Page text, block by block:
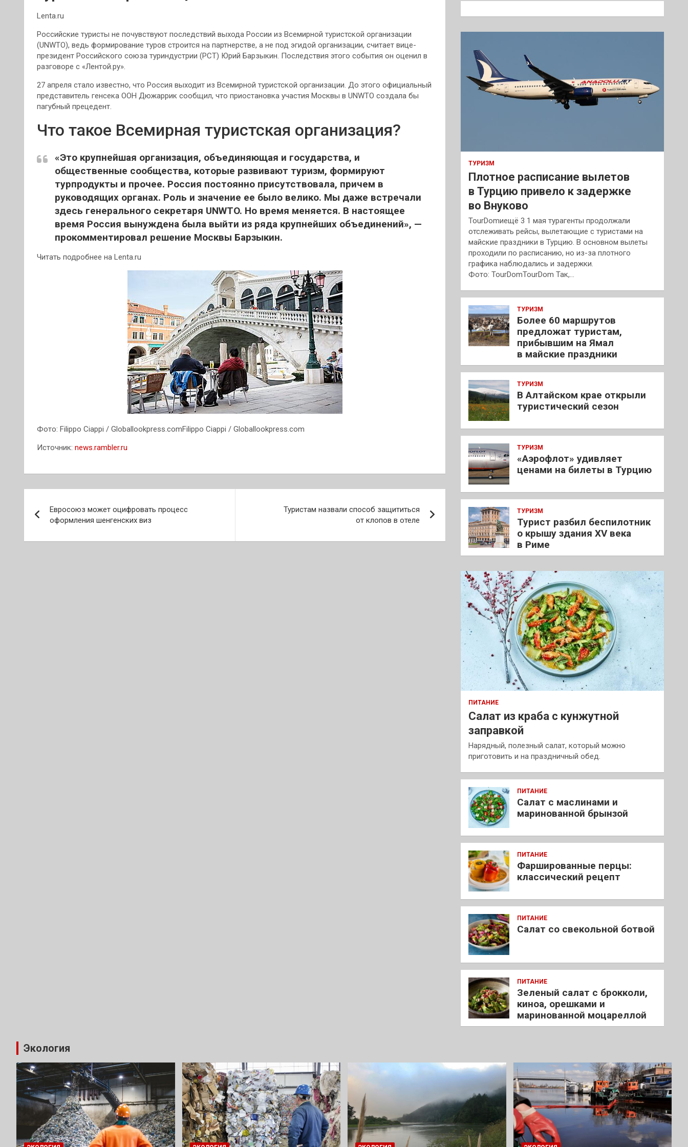
Lenta.ru
Российские туристы не почувствуют последствий выхода России из Всемирной туристской организации
(UNWTO), ведь формирование туров строится на партнерстве, а не под эгидой организации, считает вице-
президент Российского союза туриндустрии (РСТ) Юрий Барзыкин. Последствия этого события он оценил в
разговоре с «Лентой.ру».
27 апреля стало известно, что Россия выходит из Всемирной туристской организации. До этого официальный
представитель генсека ООН Дюжаррик сообщил, что приостановка участия Москвы в UNWTO создала бы
пагубный прецедент.
Что такое Всемирная туристская организация?
«Это крупнейшая организация, объединяющая и государства, и
общественные сообщества, которые развивают туризм, формируют
турпродукты и прочее. Россия постоянно присутствовала, причем в
руководящих органах. Роль и значение ее было велико. Мы даже встречали
здесь генерального секретаря UNWTO. Но время меняется. В настоящее
время Россия вынуждена была выйти из ряда крупнейших объединений», —
прокомментировал решение Москвы Барзыкин.
Читать подробнее на Lenta.ru
Фото: Filippo Ciappi / Globallookpress.comFilippo Ciappi / Globallookpress.com
Источник: news.rambler.ru
по
записям
Евросоюз может оцифровать процесс
оформления шенгенских виз
Туристам назвали способ защититься
от клопов в отеле
к
ТУРИЗМ
Плотное расписание вылетов
в Турцию привело к задержке
во Внуково
TourDomиещё 3 1 мая турагенты продолжали
отслеживать рейсы, вылетающие с туристами на
майские праздники в Турцию. В основном вылеты
проходили по расписанию, но из-за плотного
графика наблюдались и задержки.
Фото: TourDomTourDom Так,…
ТУРИЗМ
Более 60 маршрутов
предложат туристам,
прибывшим на Ямал
в майские праздники
ТУРИЗМ
В Алтайском крае открыли
туристический сезон
ТУРИЗМ
«Аэрофлот» удивляет
ценами на билеты в Турцию
ТУРИЗМ
Турист разбил беспилотник
о крышу здания XV века
в Риме
ПИТАНИЕ
Салат из краба с кунжутной
заправкой
Нарядный, полезный салат, который можно
приготовить и на праздничный обед.
ПИТАНИЕ
Салат с маслинами и
маринованной брынзой
ПИТАНИЕ
Фаршированные перцы:
классический рецепт
ПИТАНИЕ
Салат со свекольной ботвой
ПИТАНИЕ
Зеленый салат с брокколи,
киноа, орешками и
маринованной моцареллой
Экология